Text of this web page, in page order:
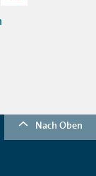
Nach Oben